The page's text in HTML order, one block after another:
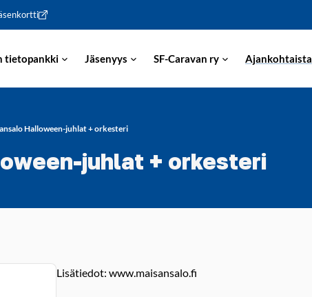
tietopankki Jäsenyys SF-Caravan ry Ajankohtaista
Halloween-juhlat + orkesteri
juhlat + orkesteri
Lisätiedot: www.maisansalo.fi